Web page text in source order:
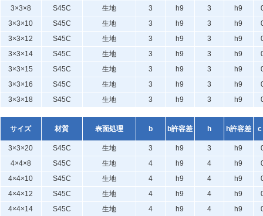
3×3×8
S45C 生地 3 h9 3 h9
3×3×10
S45C 生地 3 h9 3 h9
3×3×12
S45C 生地 3 h9 3 h9
3×3×14
S45C 生地 3 h9 3 h9
3×3×15
S45C 生地 3 h9 3 h9
3×3×16
S45C 生地 3 h9 3 h9
3×3×18
S45C 生地 3 h9 3 h9
サイズ 材質 表面処理 b b許容差 h h許容差 c
3×3×20 S45C 生地 3 h9 3 h9
4×4×8
S45C 生地 4 h9 4 h9
4×4×10
S45C 生地 4 h9 4 h9
4×4×12
S45C 生地 4 h9 4 h9
4×4×14
S45C 生地 4 h9 4 h9